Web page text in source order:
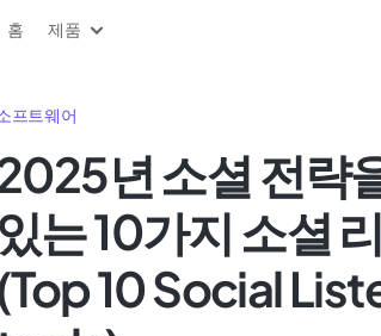
블로그
홈 제품
프트웨어
년 소셜 전략
있는 10가지 소셜
10 Social